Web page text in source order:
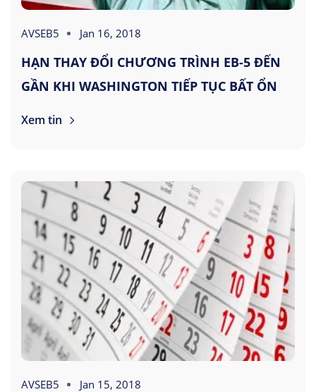
AVSEB5 Jan 16, 2018
HẠN THAY ĐỔI CHƯƠNG TRÌNH EB-5 ĐẾN
GẦN KHI WASHINGTON TIẾP TỤC BẤT ỔN
Xem tin
AVSEB5 Jan 15, 2018